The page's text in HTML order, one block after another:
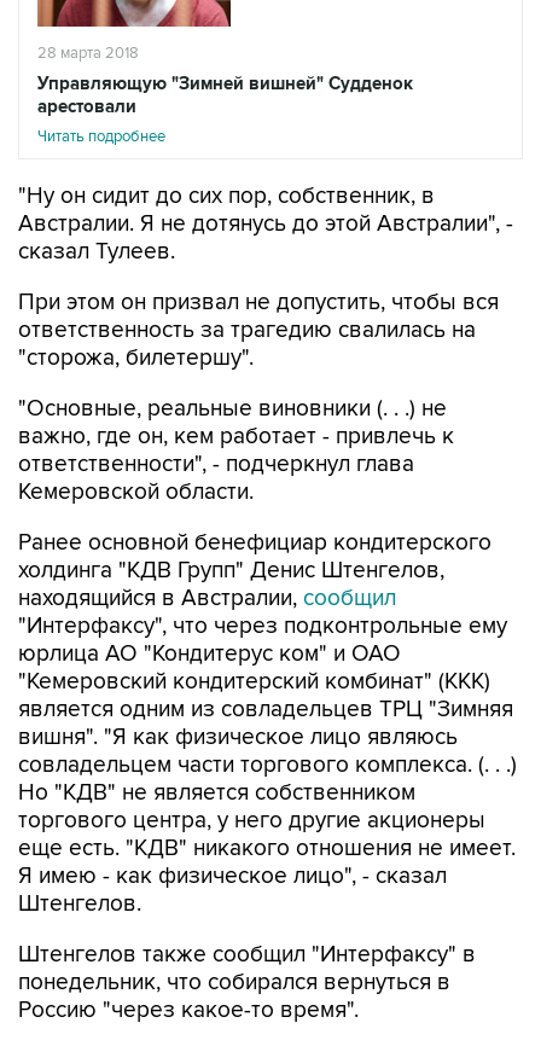
28 марта 2018
Управляющую "Зимней вишней" Судденок
арестовали
Читать подробнее
"Ну он сидит до сих пор, собственник, в
Австралии. Я не дотянусь до этой Австралии", -
сказал Тулеев.
При этом он призвал не допустить, чтобы вся
ответственность за трагедию свалилась на
"сторожа, билетершу".
"Основные, реальные виновники (. . .) не
важно, где он, кем работает - привлечь к
ответственности", - подчеркнул глава
Кемеровской области.
Ранее основной бенефициар кондитерского
холдинга "КДВ Групп" Денис Штенгелов,
находящийся в Австралии, сообщил
"Интерфаксу", что через подконтрольные ему
юрлица АО "Кондитерус ком" и ОАО
"Кемеровский кондитерский комбинат" (ККК)
является одним из совладельцев ТРЦ "Зимняя
вишня". "Я как физическое лицо являюсь
совладельцем части торгового комплекса. (. . .)
Но "КДВ" не является собственником
торгового центра, у него другие акционеры
еще есть. "КДВ" никакого отношения не имеет.
Я имею - как физическое лицо", - сказал
Штенгелов.
Штенгелов также сообщил "Интерфаксу" в
понедельник, что собирался вернуться в
Россию "через какое-то время".